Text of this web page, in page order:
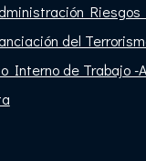
Riesgos
del
Interno de Trabajo -